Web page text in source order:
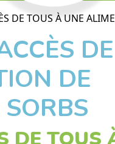
DE TOUS À UNE
DE
DE
DE TOUS